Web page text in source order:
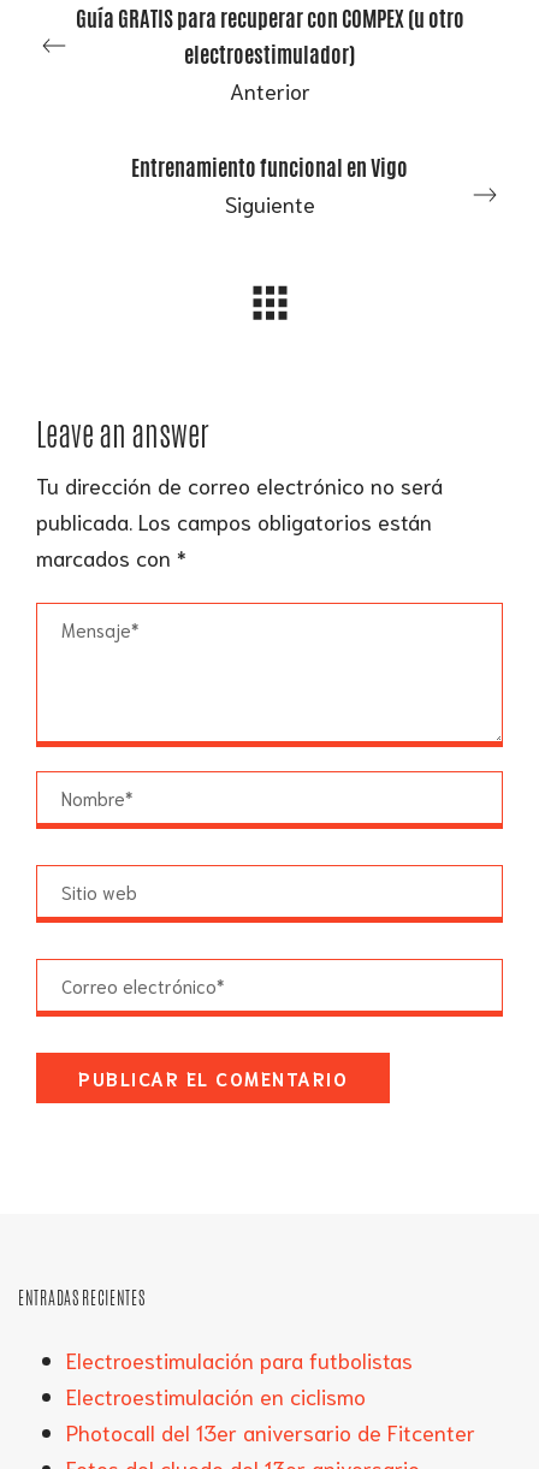
Guía GRATIS para recuperar con COMPEX (u otro
electroestimulador)
Anterior
Entrenamiento funcional en Vigo
Siguiente
Leave an answer
Tu dirección de correo electrónico no será
publicada. Los campos obligatorios están
marcados con *
ENTRADAS RECIENTES
Electroestimulación para futbolistas
Electroestimulación en ciclismo
Photocall del 13er aniversario de Fitcenter